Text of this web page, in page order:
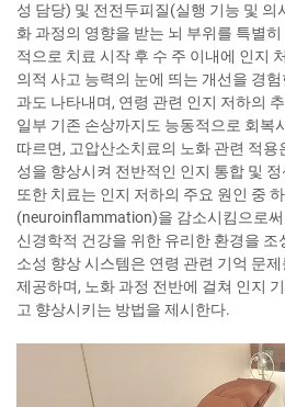
성 담당) 및 전전두피질(실행 기능 및 의
화 과정의 영향을 받는 뇌 부위를 특별
적으로 치료 시작 후 수 주 이내에 인지
의적 사고 능력의 눈에 띄는 개선을 경
과도 나타내며, 연령 관련 인지 저하의
일부 기존 손상까지도 능동적으로 회복
따르면, 고압산소치료의 노화 관련 적용
성을 향상시켜 전반적인 인지 통합 및
또한 치료는 인지 저하의 주요 원인 중
(neuroinflammation)을 감소시킴으로
신경학적 건강을 위한 유리한 환경을
소성 향상 시스템은 연령 관련 기억 문
제공하며, 노화 과정 전반에 걸쳐 인지
고 향상시키는 방법을 제시한다.